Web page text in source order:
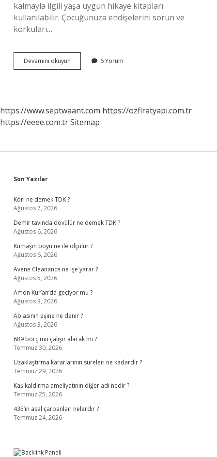
kalmayla ilgili yaşa uygun hikaye kitapları
kullanılabilir. Çocuğunuza endişelerini sorun ve
korkuları…
Devamını okuyun Çocuklar
Neden
6 Yorum
https://www.septwaant.com https://ozfiratyapi.com.tr
https://eeee.com.trSitemap
Sidebar
Son Yazılar
Köri ne demek TDK ?
Ağustos 7, 2026
Demir tavında dövülür ne demek TDK ?
Ağustos 6, 2026
Kumaşın boyu ne ile ölçülür ?
Ağustos 6, 2026
Avene Cleanance ne işe yarar ?
Ağustos 5, 2026
Amon Kur’an’da geçiyor mu ?
Ağustos 3, 2026
Ablasının eşine ne denir ?
Ağustos 3, 2026
689 borç mu çalişir alacak mı ?
Temmuz 30, 2026
Uzaklaştırma kararlarının süreleri ne kadardır ?
Temmuz 29, 2026
Kaş kaldırma ameliyatının diğer adı nedir ?
Temmuz 25, 2026
435’in asal çarpanları nelerdir ?
Temmuz 24, 2026